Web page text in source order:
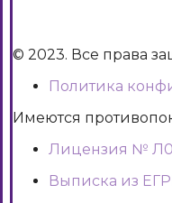
© 2023. Все права
Политика
Имеются
Лицензия №
Выписка из